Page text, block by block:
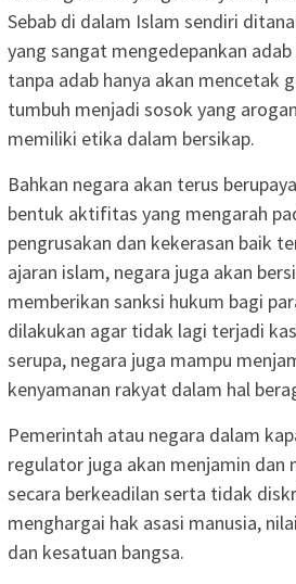
Sebab di dalam Islam sendiri
yang sangat mengedepankan
tanpa adab hanya akan mencetak
tumbuh menjadi sosok yang
memiliki etika dalam bersikap.
Bahkan negara akan terus
bentuk aktifitas yang mengarah
pengrusakan dan kekerasan baik
ajaran islam, negara juga akan
memberikan sanksi hukum bagi
dilakukan agar tidak lagi terjadi
serupa, negara juga mampu
kenyamanan rakyat dalam hal
Pemerintah atau negara dalam
regulator juga akan menjamin dan
secara berkeadilan serta tidak
menghargai hak asasi manusia,
dan kesatuan bangsa.